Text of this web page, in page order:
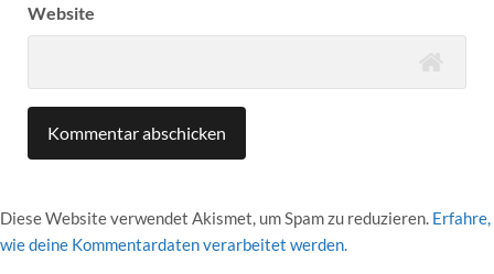
Website
Diese Website verwendet Akismet, um Spam zu reduzieren. Erfahre,
wie deine Kommentardaten verarbeitet werden.